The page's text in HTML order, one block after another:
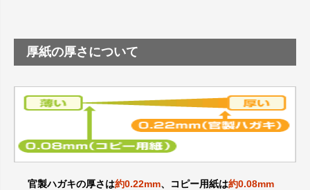
厚紙の厚さについて
官製ハガキの厚さは約0.22mm、コピー用紙は約0.08mm